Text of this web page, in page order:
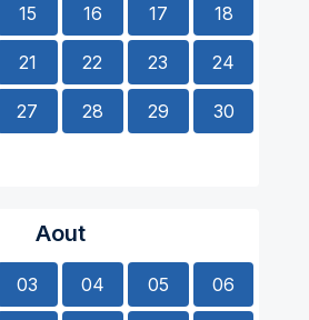
15 16 17 18
21 22 23 24
27 28 29 30
Aout
03 04 05 06